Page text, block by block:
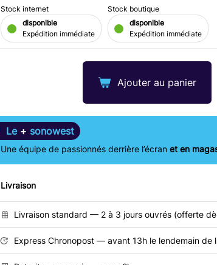
Ajouter au panier
Stock internet
disponible
Expédition immédiate
Stock boutique
disponible
Expédition immédiate
Le + sonowest
Une équipe de passionnés derrière l’écran et en
Livraison
Livraison standard — 2 à 3 jours ouvrés (offerte
Express Chronopost — avant 13h le lendemain de